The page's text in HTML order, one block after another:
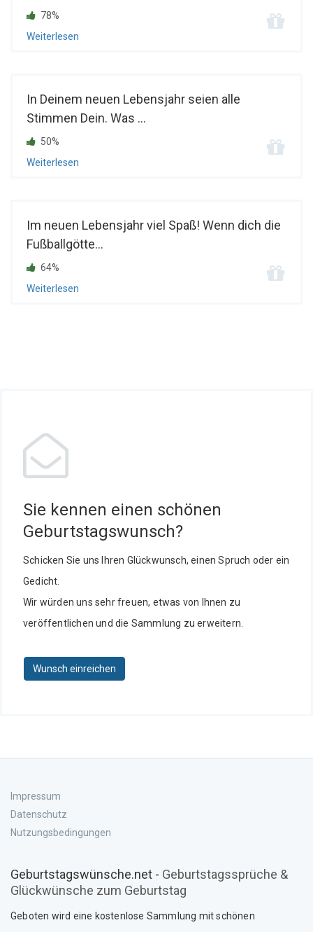
78%
Weiterlesen
In Deinem neuen Lebensjahr seien alle
Stimmen Dein. Was ...
50%
Weiterlesen
Im neuen Lebensjahr viel Spaß! Wenn dich die
Fußballgötte...
64%
Weiterlesen
Sie kennen einen schönen
Geburtstagswunsch?
Schicken Sie uns Ihren Glückwunsch, einen Spruch oder ein
Gedicht.
Wir würden uns sehr freuen, etwas von Ihnen zu
veröffentlichen und die Sammlung zu erweitern.
Wunsch einreichen
Impressum
Datenschutz
Nutzungsbedingungen
Geburtstagswünsche.net - Geburtstagssprüche &
Glückwünsche zum Geburtstag
Geboten wird eine kostenlose Sammlung mit schönen